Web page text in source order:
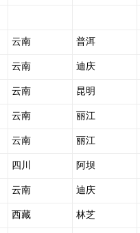
云南 普洱
云南 迪庆
云南 昆明
云南 丽江
云南 丽江
四川 阿坝
云南 迪庆
西藏 林芝